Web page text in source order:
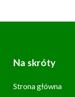
Na skróty
Strona główna